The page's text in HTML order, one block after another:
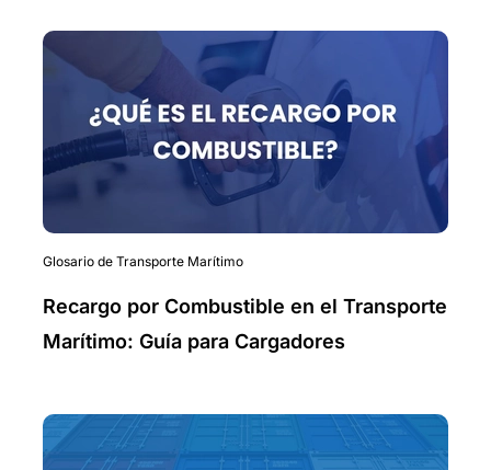
Glosario de Transporte Marítimo
Recargo por Combustible en el Transporte
Marítimo: Guía para Cargadores